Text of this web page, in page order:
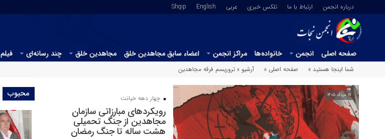
درباره انجمن ارتباط با ما تلکس خبری عربي English
Shqip
صفحه اصلی انجمن خانواده‌ها مراکز انجمن اعضاء سابق مجاهدین خلق مجاهدین خلق چند رسانه‌ای فیلم
شما اینجا هستید »
صفحه اصلی » آرشیو » تروریسم فرقه مجاهدین
17 مرداد 1405 چهار دهه خیانت
رویکرد‌های مبارزاتی سازمان
مجاهدین از جنگ تحمیلی
هشت ساله تا جنگ رمضان
محبوب